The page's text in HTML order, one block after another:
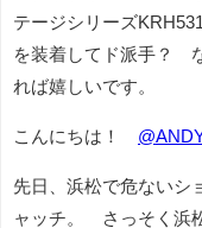
テージシリーズ
を装着してド派手？
れば嬉しいです。
こんにちは！
先日、浜松で危ないシ
ャッチ。 さっそく浜